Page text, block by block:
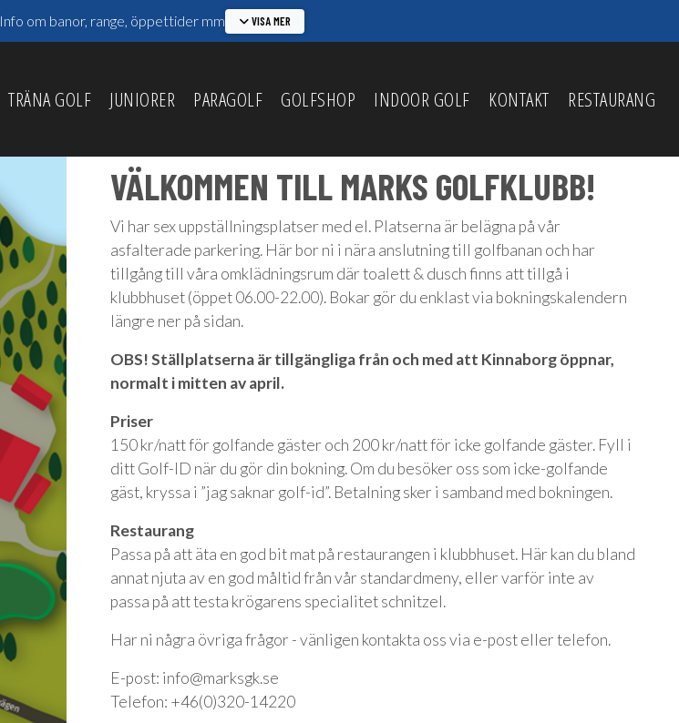
Info om banor, range, öppettider mm VISA MER
TRÄNA GOLF JUNIORER PARAGOLF GOLFSHOP INDOOR GOLF KONTAKT RESTAURANG
VÄLKOMMEN TILL MARKS GOLFKLUBB!
Vi har sex uppställningsplatser med el. Platserna är belägna på vår
asfalterade parkering. Här bor ni i nära anslutning till golfbanan och har
tillgång till våra omklädningsrum där toalett & dusch finns att tillgå i
klubbhuset (öppet 06.00-22.00). Bokar gör du enklast via bokningskalendern
längre ner på sidan.
OBS! Ställplatserna är tillgängliga från och med att Kinnaborg öppnar,
normalt i mitten av april.
Priser
150 kr/natt för golfande gäster och 200 kr/natt för icke golfande gäster. Fyll i
ditt Golf-ID när du gör din bokning. Om du besöker oss som icke-golfande
gäst, kryssa i ”jag saknar golf-id”. Betalning sker i samband med bokningen.
Restaurang
Passa på att äta en god bit mat på restaurangen i klubbhuset. Här kan du bland
annat njuta av en god måltid från vår standardmeny, eller varför inte av
passa på att testa krögarens specialitet schnitzel.
Har ni några övriga frågor - vänligen kontakta oss via e-post eller telefon.
E-post: info@marksgk.se
Telefon: +46(0)320-14220